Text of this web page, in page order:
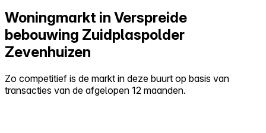
Woningmarkt in Verspreide
bebouwing Zuidplaspolder
Zevenhuizen
Zo competitief is de markt in deze buurt op basis van
transacties van de afgelopen 12 maanden.